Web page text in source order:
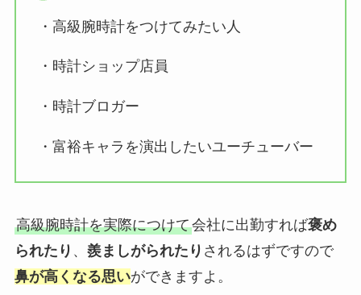
・高級腕時計をつけてみたい人
・時計ショップ店員
・時計ブロガー
・富裕キャラを演出したいユーチューバー
高級腕時計を実際につけて会社に出勤すれば褒め
られたり 、 羨ましがられたり されるはずですので
鼻が高くなる思いができますよ。